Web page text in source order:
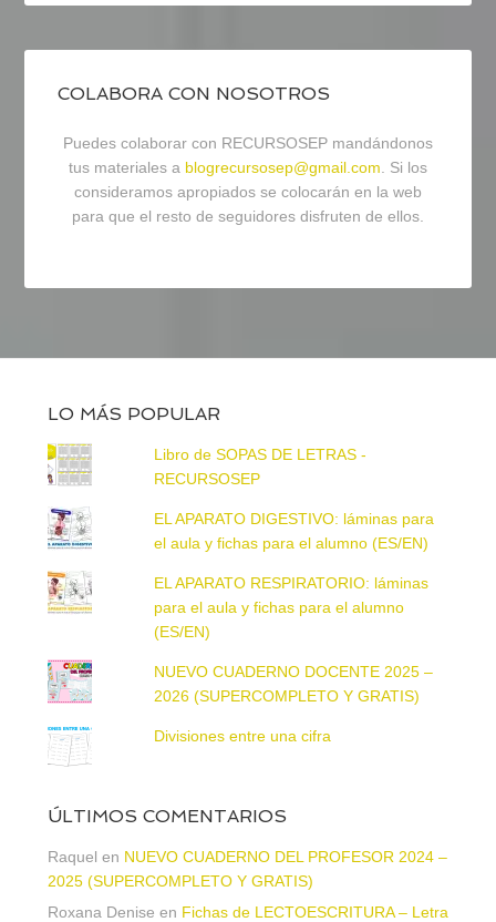
COLABORA CON NOSOTROS
Puedes colaborar con RECURSOSEP mandándonos
tus materiales a blogrecursosep@gmail.com. Si los
consideramos apropiados se colocarán en la web
para que el resto de seguidores disfruten de ellos.
LO MÁS POPULAR
Libro de SOPAS DE LETRAS -
RECURSOSEP
EL APARATO DIGESTIVO: láminas para
el aula y fichas para el alumno (ES/EN)
EL APARATO RESPIRATORIO: láminas
para el aula y fichas para el alumno
(ES/EN)
NUEVO CUADERNO DOCENTE 2025 –
2026 (SUPERCOMPLETO Y GRATIS)
Divisiones entre una cifra
ÚLTIMOS COMENTARIOS
Raquel en NUEVO CUADERNO DEL PROFESOR 2024 –
2025 (SUPERCOMPLETO Y GRATIS)
Roxana Denise en Fichas de LECTOESCRITURA – Letra